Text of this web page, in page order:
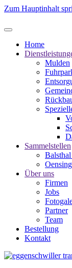
Zum Hauptinhalt
Home
Mulden
Sammelstellen
Über uns
Firmen
Jobs
Partner
Team
Bestellung
Kontakt